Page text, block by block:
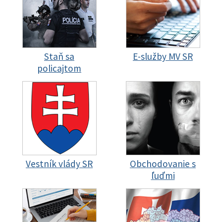
Staň sa
policajtom
E-služby MV SR
Vestník vlády SR
Obchodovanie s
ľuďmi